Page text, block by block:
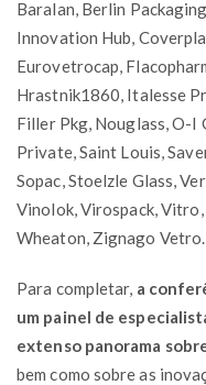
Baralan, Berlin
Innovation Hub,
Eurovetrocap,
Hrastnik1860, Italesse
Filler Pkg, Nouglass, O-I
Private, Saint Louis,
Sopac, Stoelzle Glass,
Vinolok, Virospack,
Wheaton, Zignago Vetro.
Para completar, a
um painel de
extenso panorama
bem como sobre as